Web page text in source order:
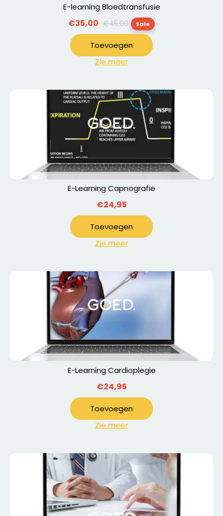
E-learning Bloedtransfusie
€35,00 Normale
prijs
€45,00 Sale
Toevoegen
Zie meer
E-Learning Capnografie
€24,95
Toevoegen
Zie meer
E-Learning Cardioplegie
€24,95
Toevoegen
Zie meer